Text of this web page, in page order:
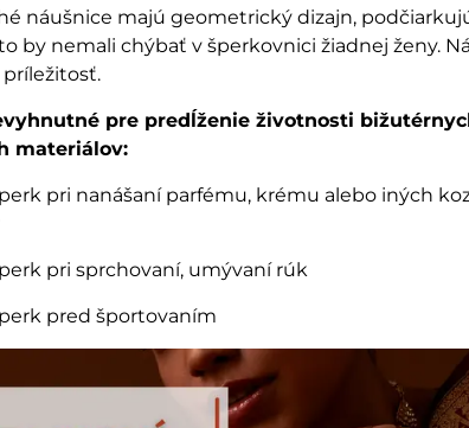
náušnice majú geometrický dizajn,
by nemali chýbať v šperkovnici žiadnej ženy.
pre predĺženie životnosti
materiálov:
pri nanášaní parfému, krému alebo iných
pri sprchovaní, umývaní rúk
pred športovaním